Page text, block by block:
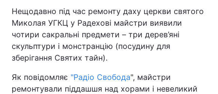
Київ Львів
Дніпро Харків
Одеса
Нещодавно під час ремонту даху церкви святого
Миколая УГКЦ у Радехові майстри виявили
чотири сакральні предмети – три дерев’яні
скульптури і монстранцію (посудину для
зберігання Святих тайн).
Як повідомляє "Радіо Свобода", майстри
ремонтували піддашшя над хорами і невеликий